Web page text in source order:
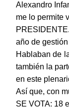
Alexandro
me lo permite
año de
Hablaban de
también la
en este
Así que, con
SE VOTA: 18